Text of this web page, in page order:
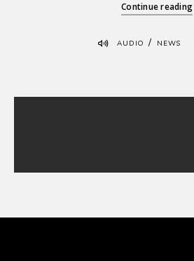
Continue reading
AUDIO / NEWS